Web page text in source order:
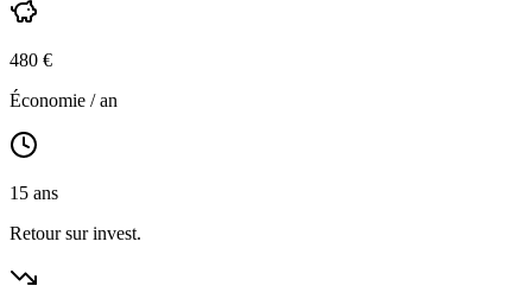
480 €
Économie / an
15 ans
Retour sur invest.